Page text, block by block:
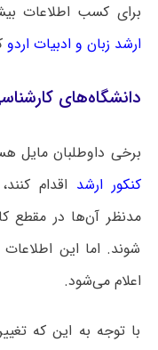
برای کسب اطلاعات
ارشد زبان و ادبیات اردو
دانشگاه‌های
برخی داوطلبان مایل
کنکور ارشد اقدام
مدنظر آن‌ها در مقطع
شوند. اما این
اعلام می‌شود.
با توجه به این که